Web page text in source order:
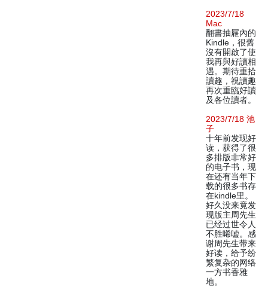
2023/7/18
Mac
翻書抽屜內的
Kindle，很舊
沒有開啟了使
我再與好讀相
遇。期待重拾
讀趣，祝讀趣
再次重臨好讀
及各位讀者。
2023/7/18 池
子
十年前发现好
读，获得了很
多排版非常好
的电子书，现
在还有当年下
载的很多书存
在kindle里。
好久没来竟发
现版主周先生
已经过世令人
不胜唏嘘。感
谢周先生带来
好读，给予纷
繁复杂的网络
一方书香雅
地。